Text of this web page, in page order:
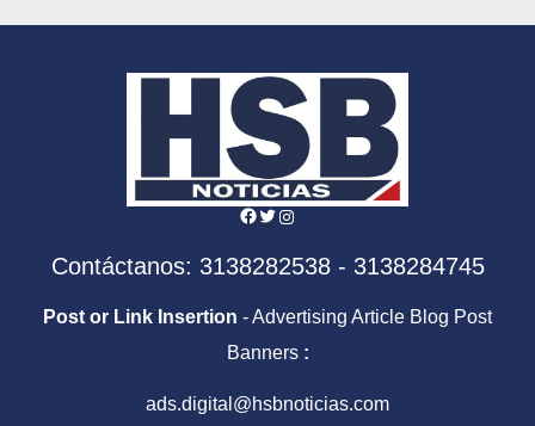
Facebook
Twitter
Instagram
Contáctanos: 3138282538 - 3138284745
Post or Link Insertion - Advertising Article Blog Post
Banners :
ads.digital@hsbnoticias.com